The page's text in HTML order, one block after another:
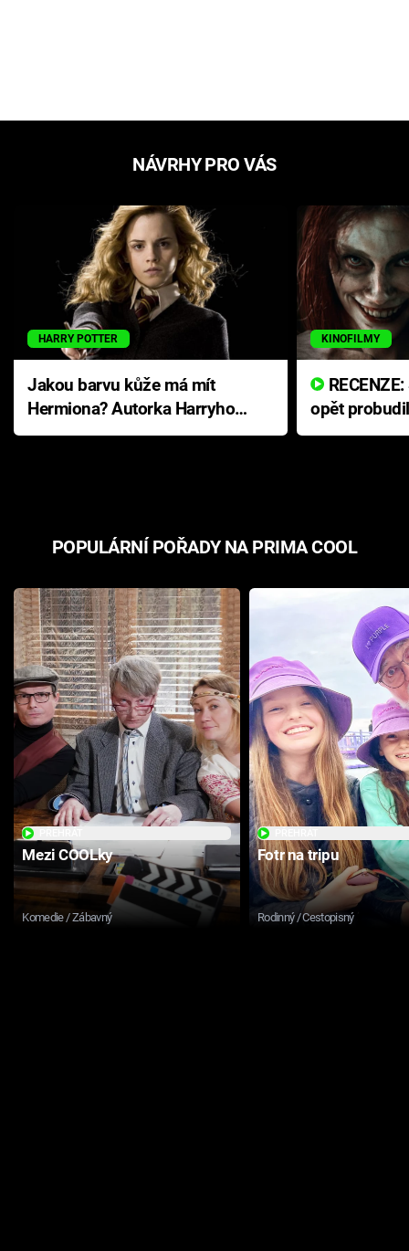
NÁVRHY PRO VÁS
HARRY POTTER
Jakou barvu kůže má mít
Hermiona? Autorka Harryho
Pottera přišla s ráznou
KINOFILMY
opět
přichází s
POPULÁRNÍ POŘADY NA PRIMA COOL
Mezi COOLky
Komedie / Zábavný
Fotr na tripu
Rodinný / Cestopisný